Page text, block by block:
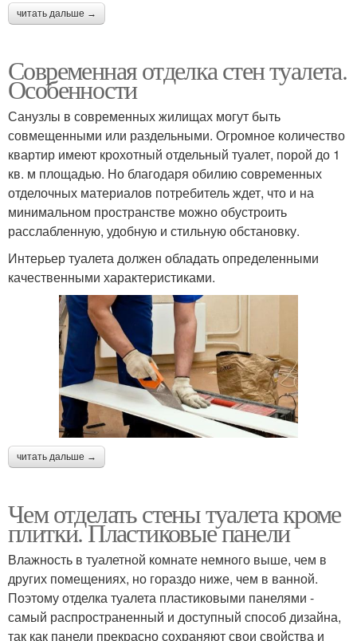
читать дальше →
Современная отделка стен туалета.
Особенности
Санузлы в современных жилищах могут быть
совмещенными или раздельными. Огромное количество
квартир имеют крохотный отдельный туалет, порой до 1
кв. м площадью. Но благодаря обилию современных
отделочных материалов потребитель ждет, что и на
минимальном пространстве можно обустроить
расслабленную, удобную и стильную обстановку.
Интерьер туалета должен обладать определенными
качественными характеристиками.
читать дальше →
Чем отделать стены туалета кроме
плитки. Пластиковые панели
Влажность в туалетной комнате немного выше, чем в
других помещениях, но гораздо ниже, чем в ванной.
Поэтому отделка туалета пластиковыми панелями -
самый распространенный и доступный способ дизайна,
так как панели прекрасно сохраняют свои свойства и